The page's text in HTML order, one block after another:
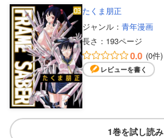
たくま朋正
ジャンル： 青年漫画
長さ： 193ページ
0.0 (0件)
レビューを書く
1巻を試し読み